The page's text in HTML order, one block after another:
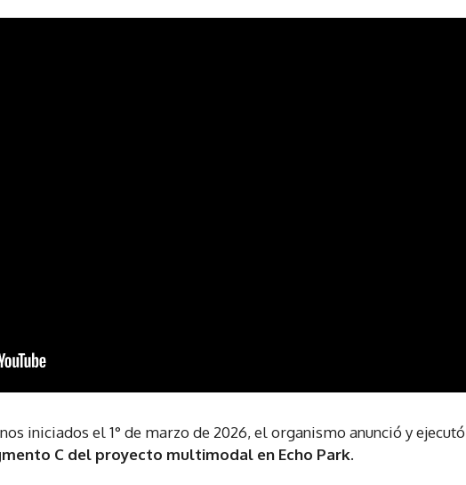
iniciados el 1° de marzo de 2026, el organismo anunció y ejecutó
C del proyecto multimodal en Echo Park.